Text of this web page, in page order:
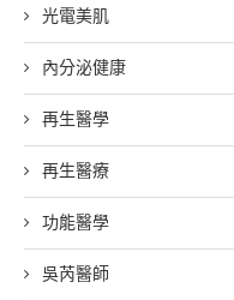
光電美肌
內分泌健康
再生醫學
再生醫療
功能醫學
吳芮醫師